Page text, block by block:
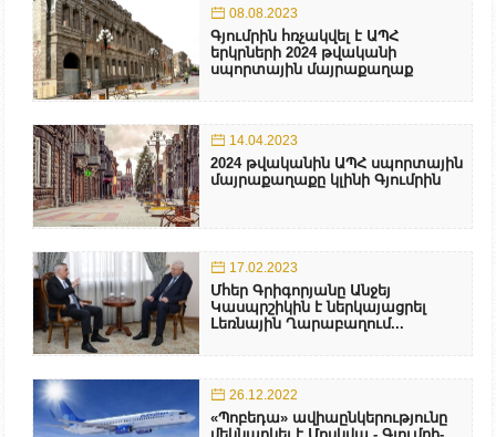
08.08.2023
Գյումրին հռչակվել է ԱՊՀ
երկրների 2024 թվականի
սպորտային մայրաքաղաք
14.04.2023
2024 թվականին ԱՊՀ սպորտային
մայրաքաղաքը կլինի Գյումրին
17.02.2023
Մհեր Գրիգորյանը Անջեյ
Կասպրշիկին է ներկայացրել
Լեռնային Ղարաբաղում...
26.12.2022
«Պոբեդա» ավիաընկերությունը